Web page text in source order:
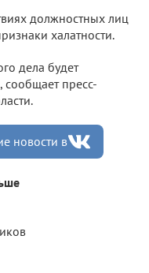
должностных лиц
халатности.
дела будет
сообщает пресс-
новости в